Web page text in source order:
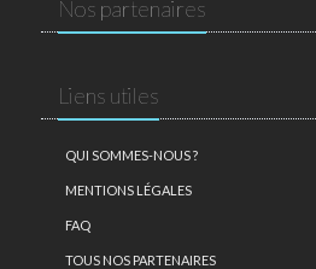
Nos partenaires
Liens utiles
QUI SOMMES-NOUS ?
MENTIONS LÉGALES
FAQ
TOUS NOS PARTENAIRES